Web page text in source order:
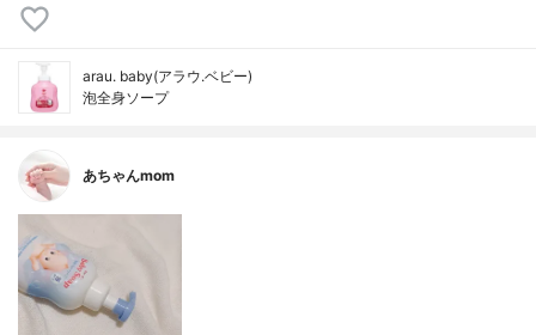
arau. baby(アラウ.ベビー)
泡全身ソープ
あちゃんmom